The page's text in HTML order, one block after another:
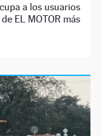
a los usuarios
EL MOTOR más